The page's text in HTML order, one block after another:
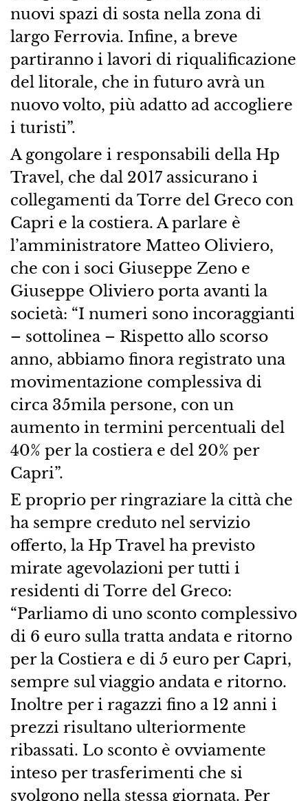
nuovi spazi di sosta nella zona di
largo Ferrovia. Infine, a breve
partiranno i lavori di riqualificazione
del litorale, che in futuro avrà un
nuovo volto, più adatto ad accogliere
i turisti”.
A gongolare i responsabili della Hp
Travel, che dal 2017 assicurano i
collegamenti da Torre del Greco con
Capri e la costiera. A parlare è
l’amministratore Matteo Oliviero,
che con i soci Giuseppe Zeno e
Giuseppe Oliviero porta avanti la
società: “I numeri sono incoraggianti
– sottolinea – Rispetto allo scorso
anno, abbiamo finora registrato una
movimentazione complessiva di
circa 35mila persone, con un
aumento in termini percentuali del
40% per la costiera e del 20% per
Capri”.
E proprio per ringraziare la città che
ha sempre creduto nel servizio
offerto, la Hp Travel ha previsto
mirate agevolazioni per tutti i
residenti di Torre del Greco:
“Parliamo di uno sconto complessivo
di 6 euro sulla tratta andata e ritorno
per la Costiera e di 5 euro per Capri,
sempre sul viaggio andata e ritorno.
Inoltre per i ragazzi fino a 12 anni i
prezzi risultano ulteriormente
ribassati. Lo sconto è ovviamente
inteso per trasferimenti che si
svolgono nella stessa giornata. Per